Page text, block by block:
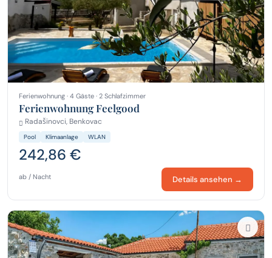
Ferienwohnung · 4 Gäste · 2 Schlafzimmer
Ferienwohnung Feelgood
Radašinovci, Benkovac
Pool Klimaanlage WLAN
242,86 €
ab / Nacht Details ansehen →